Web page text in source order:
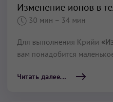
Изменение ионов в
30 мин – 34 мин
Для выполнения Крийи
вам понадобится
Читать далее...